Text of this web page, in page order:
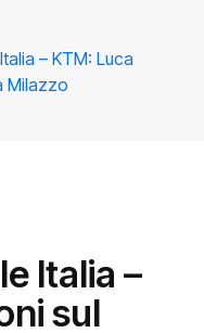
– KTM: Luca
Milazzo
Italia –
sul